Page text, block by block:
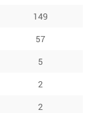
149
57
5
2
2